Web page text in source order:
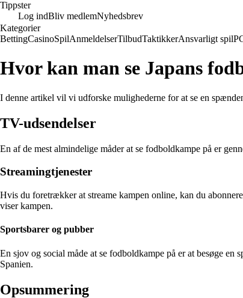
Tippster
Log indBliv medlemNyhedsbrev
Kategorier
BettingCasinoSpilAnmeldelserTilbudTaktikkerAnsvarligt spil
Hvor kan man se Japans
I denne artikel vil vi udforske mulighederne for at se en
TV-udsendelser
En af de mest almindelige måder at se fodboldkampe på er
Streamingtjenester
Hvis du foretrækker at streame kampen online, kan du
viser kampen.
Sportsbarer og pubber
En sjov og social måde at se fodboldkampe på er at besøge
Spanien.
Opsummering